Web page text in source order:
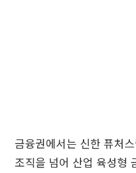
금융권에서는 신한 퓨처
조직을 넘어 산업 육성형